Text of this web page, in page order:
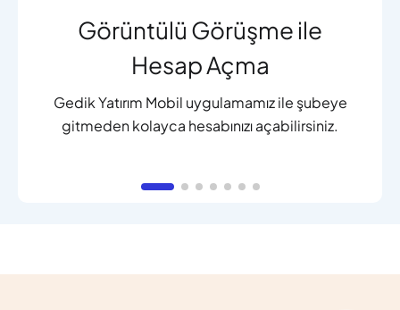
Görüntülü Görüşme ile
Hesap Açma
Gedik Yatırım Mobil uygulamamız ile şubeye
gitmeden kolayca hesabınızı açabilirsiniz.